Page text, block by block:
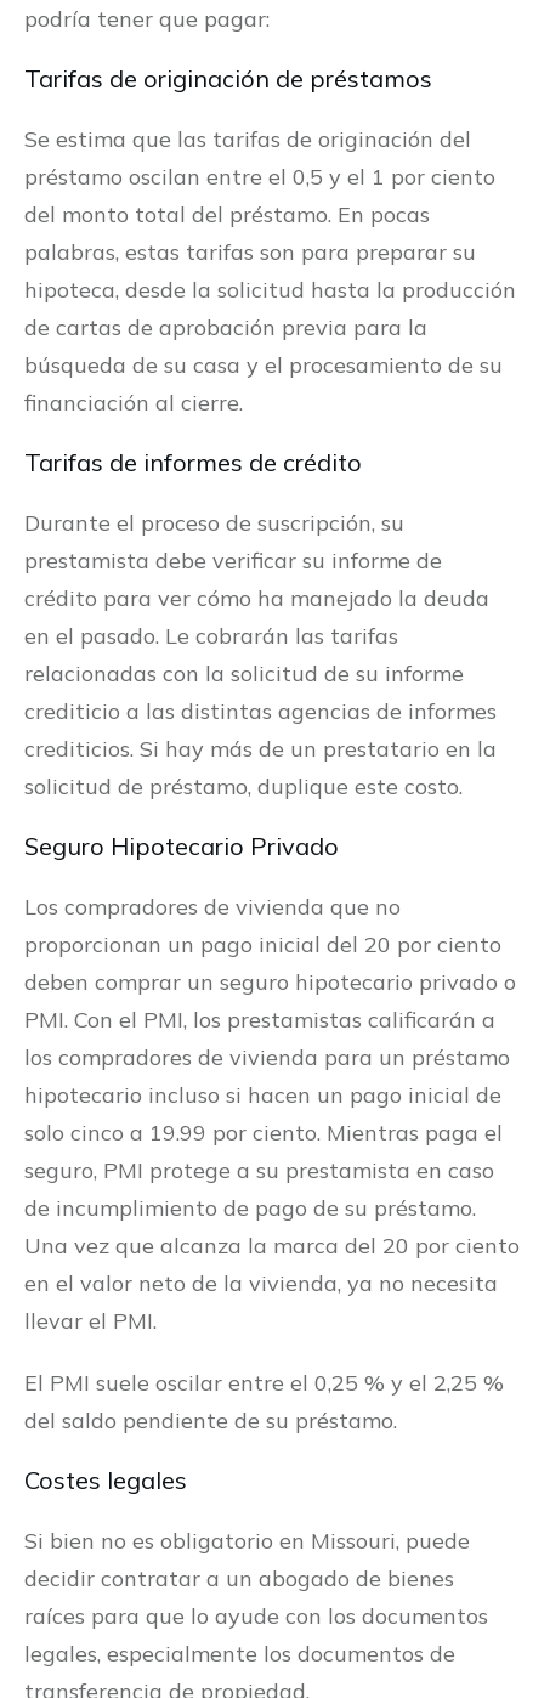
podría tener que pagar:
Tarifas de originación de préstamos
Se estima que las tarifas de originación del
préstamo oscilan entre el 0,5 y el 1 por ciento
del monto total del préstamo. En pocas
palabras, estas tarifas son para preparar su
hipoteca, desde la solicitud hasta la producción
de cartas de aprobación previa para la
búsqueda de su casa y el procesamiento de su
financiación al cierre.
Tarifas de informes de crédito
Durante el proceso de suscripción, su
prestamista debe verificar su informe de
crédito para ver cómo ha manejado la deuda
en el pasado. Le cobrarán las tarifas
relacionadas con la solicitud de su informe
crediticio a las distintas agencias de informes
crediticios. Si hay más de un prestatario en la
solicitud de préstamo, duplique este costo.
Seguro Hipotecario Privado
Los compradores de vivienda que no
proporcionan un pago inicial del 20 por ciento
deben comprar un seguro hipotecario privado o
PMI. Con el PMI, los prestamistas calificarán a
los compradores de vivienda para un préstamo
hipotecario incluso si hacen un pago inicial de
solo cinco a 19.99 por ciento. Mientras paga el
seguro, PMI protege a su prestamista en caso
de incumplimiento de pago de su préstamo.
Una vez que alcanza la marca del 20 por ciento
en el valor neto de la vivienda, ya no necesita
llevar el PMI.
El PMI suele oscilar entre el 0,25 % y el 2,25 %
del saldo pendiente de su préstamo.
Costes legales
Si bien no es obligatorio en Missouri, puede
decidir contratar a un abogado de bienes
raíces para que lo ayude con los documentos
legales, especialmente los documentos de
transferencia de propiedad.